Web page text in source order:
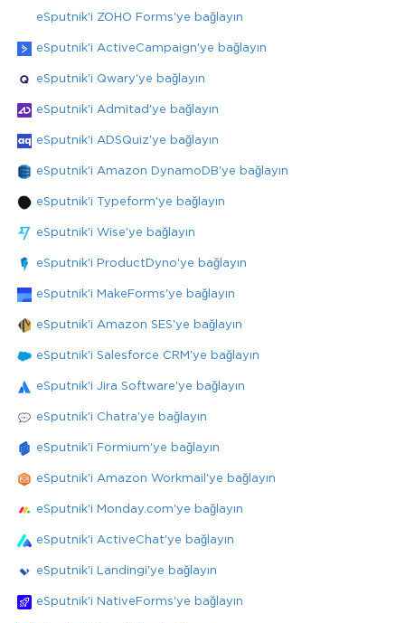
eSputnik'i ZOHO Forms'ye bağlayın
eSputnik'i ActiveCampaign'ye bağlayın
eSputnik'i Qwary'ye bağlayın
eSputnik'i Admitad'ye bağlayın
eSputnik'i ADSQuiz'ye bağlayın
eSputnik'i Amazon DynamoDB'ye bağlayın
eSputnik'i Typeform'ye bağlayın
eSputnik'i Wise'ye bağlayın
eSputnik'i ProductDyno'ye bağlayın
eSputnik'i MakeForms'ye bağlayın
eSputnik'i Amazon SES'ye bağlayın
eSputnik'i Salesforce CRM'ye bağlayın
eSputnik'i Jira Software'ye bağlayın
eSputnik'i Chatra'ye bağlayın
eSputnik'i Formium'ye bağlayın
eSputnik'i Amazon Workmail'ye bağlayın
eSputnik'i Monday.com'ye bağlayın
eSputnik'i ActiveChat'ye bağlayın
eSputnik'i Landingi'ye bağlayın
eSputnik'i NativeForms'ye bağlayın